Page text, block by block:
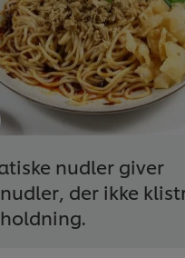
nudler giver
der ikke